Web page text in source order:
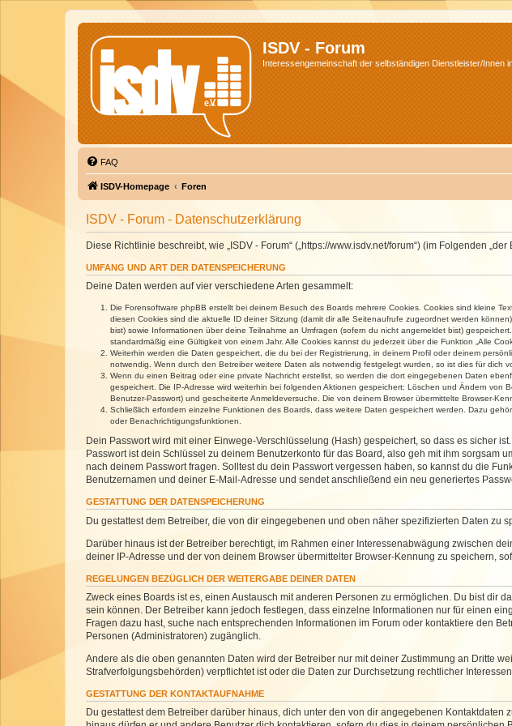
ISDV - Forum
Interessengemeinschaft der selbständigen Dienstleister/Innen
FAQ
ISDV-Homepage Foren
ISDV - Forum - Datenschutzerklärung
Diese Richtlinie beschreibt, wie „ISDV - Forum“ („https://www.isdv.net/forum“) (im Folgenden
UMFANG UND ART DER DATENSPEICHERUNG
Deine Daten werden auf vier verschiedene Arten gesammelt:
Die Forensoftware phpBB erstellt bei deinem Besuch des Boards mehrere Cookies. Cookies sind kleine
diesen Cookies sind die aktuelle ID deiner Sitzung (damit dir alle Seitenaufrufe zugeordnet werden
bist) sowie Informationen über deine Teilnahme an Umfragen (sofern du nicht angemeldet bist)
standardmäßig eine Gültigkeit von einem Jahr. Alle Cookies kannst du jederzeit über die Funktion „Alle
Weiterhin werden die Daten gespeichert, die du bei der Registrierung, in deinem Profil oder deinem
notwendig. Wenn durch den Betreiber weitere Daten als notwendig festgelegt wurden, so ist dies für dich
Wenn du einen Beitrag oder eine private Nachricht erstellst, so werden die dort eingegebenen Daten
gespeichert. Die IP-Adresse wird weiterhin bei folgenden Aktionen gespeichert: Löschen und Ändern
Benutzer-Passwort) und gescheiterte Anmeldeversuche. Die von deinem Browser übermittelte Browser-
Schließlich erfordern einzelne Funktionen des Boards, dass weitere Daten gespeichert werden. Dazu
oder Benachrichtigungsfunktionen.
Dein Passwort wird mit einer Einwege-Verschlüsselung (Hash) gespeichert, so dass es sicher
Passwort ist dein Schlüssel zu deinem Benutzerkonto für das Board, also geh mit ihm
nach deinem Passwort fragen. Solltest du dein Passwort vergessen haben, so kannst du die
Benutzernamen und deiner E-Mail-Adresse und sendet anschließend ein neu generiertes
GESTATTUNG DER DATENSPEICHERUNG
Du gestattest dem Betreiber, die von dir eingegebenen und oben näher spezifizierten Daten zu
Darüber hinaus ist der Betreiber berechtigt, im Rahmen einer Interessenabwägung zwischen
deiner IP-Adresse und der von deinem Browser übermittelter Browser-Kennung zu speichern,
REGELUNGEN BEZÜGLICH DER WEITERGABE DEINER DATEN
Zweck eines Boards ist es, einen Austausch mit anderen Personen zu ermöglichen. Du bist dir
sein können. Der Betreiber kann jedoch festlegen, dass einzelne Informationen nur für einen
Fragen dazu hast, suche nach entsprechenden Informationen im Forum oder kontaktiere den
Personen (Administratoren) zugänglich.
Andere als die oben genannten Daten wird der Betreiber nur mit deiner Zustimmung an Dritte
Strafverfolgungsbehörden) verpflichtet ist oder die Daten zur Durchsetzung rechtlicher
GESTATTUNG DER KONTAKTAUFNAHME
Du gestattest dem Betreiber darüber hinaus, dich unter den von dir angegebenen